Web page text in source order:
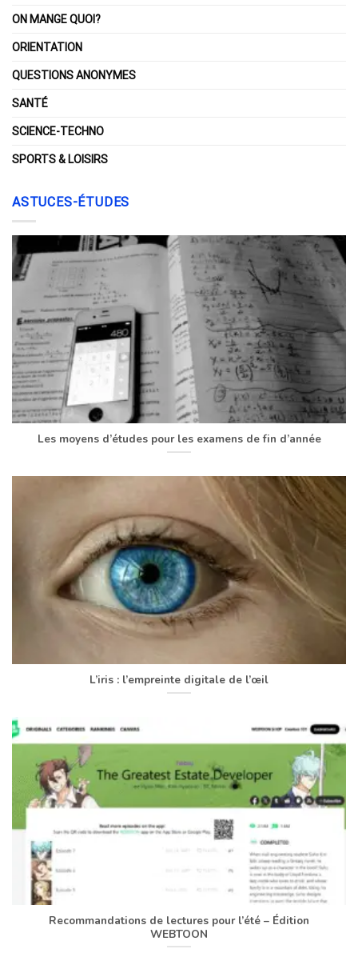
ON MANGE QUOI?
ORIENTATION
QUESTIONS ANONYMES
SANTÉ
SCIENCE-TECHNO
SPORTS & LOISIRS
ASTUCES-ÉTUDES
Les moyens d’études pour les examens de fin d’année
L’iris : l’empreinte digitale de l’œil
Recommandations de lectures pour l’été – Édition
WEBTOON